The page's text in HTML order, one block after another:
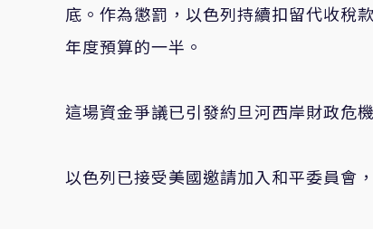
底。作為懲罰，以色列持續扣留代收稅
年度預算的一半。
這場資金爭議已引發約旦河西岸財政危
以色列已接受美國邀請加入和平委員會